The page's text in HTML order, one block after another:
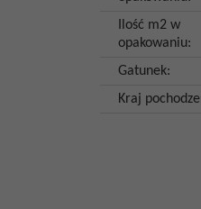
Ilość m2 w
opakowaniu:
Gatunek:
Kraj